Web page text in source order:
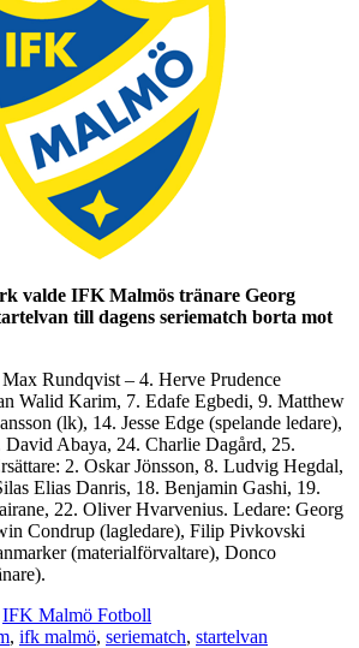
valde IFK Malmös tränare Georg
till dagens seriematch borta mot
Max Rundqvist – 4. Herve Prudence
Walid Karim, 7. Edafe Egbedi, 9. Matthew
(lk), 14. Jesse Edge (spelande ledare),
David Abaya, 24. Charlie Dagård, 25.
2. Oskar Jönsson, 8. Ludvig Hegdal,
Elias Danris, 18. Benjamin Gashi, 19.
22. Oliver Hvarvenius. Ledare: Georg
Condrup (lagledare), Filip Pivkovski
(materialförvaltare), Donco
IFK Malmö Fotboll
, ifk malmö, seriematch, startelvan